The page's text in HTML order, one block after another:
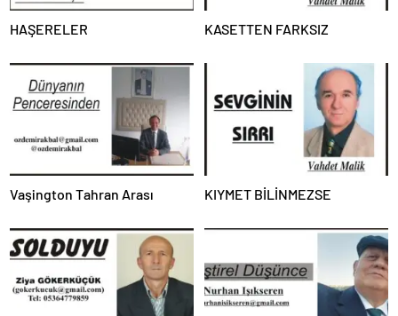
HAŞERELER KASETTEN FARKSIZ
Vaşington Tahran Arası KIYMET BİLİNMEZSE